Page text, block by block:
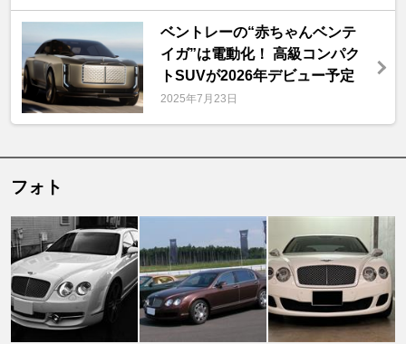
ベントレーの“赤ちゃんベンテ
イガ”は電動化！ 高級コンパク
トSUVが2026年デビュー予定
2025年7月23日
フォト